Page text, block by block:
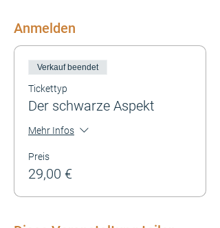
Anmelden
Verkauf beendet
Tickettyp
Der schwarze Aspekt
Mehr Infos
Preis
29,00 €